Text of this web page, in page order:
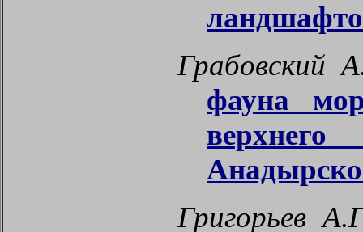
Грабовский
фауна
Григорьев